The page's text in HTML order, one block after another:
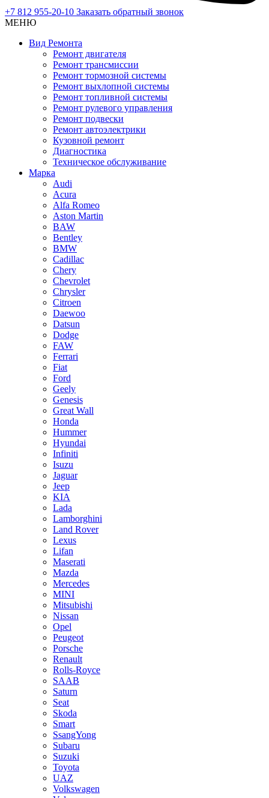
+7 812 955-20-10 Заказать обратный звонок
МЕНЮ
Вид Ремонта
Ремонт двигателя
Ремонт трансмиссии
Ремонт тормозной системы
Ремонт выхлопной системы
Ремонт топливной системы
Ремонт рулевого управления
Ремонт подвески
Ремонт автоэлектрики
Кузовной ремонт
Диагностика
Техническое обслуживание
Марка
Audi
Acura
Alfa Romeo
Aston Martin
BAW
Bentley
BMW
Cadillac
Chery
Chevrolet
Chrysler
Citroen
Daewoo
Datsun
Dodge
FAW
Ferrari
Fiat
Ford
Geely
Genesis
Great Wall
Honda
Hummer
Hyundai
Infiniti
Isuzu
Jaguar
Jeep
KIA
Lada
Lamborghini
Land Rover
Lexus
Lifan
Maserati
Mazda
Mercedes
MINI
Mitsubishi
Nissan
Opel
Peugeot
Porsche
Renault
Rolls-Royce
SAAB
Saturn
Seat
Skoda
Smart
SsangYong
Subaru
Suzuki
Toyota
UAZ
Volkswagen